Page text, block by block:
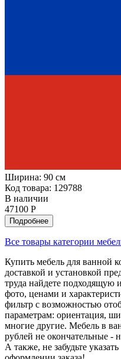
Ширина: 90 см
Код товара: 129788
В наличии
47100 Р
Подробнее
Все товары категории
Купить мебель для ванной
доставкой и установкой
труда найдете подходящую
фото, ценами и
фильтр с возможностью
параметрам: ориентация,
многие другие. Мебель в
рублей не окончательные -
А также, не забудьте